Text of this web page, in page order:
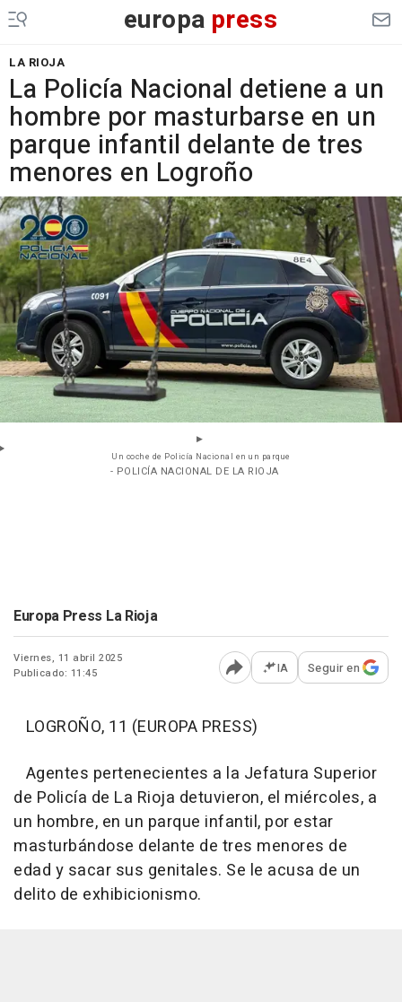
europa press
LA RIOJA
La Policía Nacional detiene a un
hombre por masturbarse en un
parque infantil delante de tres
menores en Logroño
Un coche de Policía Nacional en un parque
- POLICÍA NACIONAL DE LA RIOJA
Europa Press La Rioja
Viernes, 11 abril 2025
Publicado: 11:45
Abrir opciones para
IA Seguir en
LOGROÑO, 11 (EUROPA PRESS)
Agentes pertenecientes a la Jefatura Superior
de Policía de La Rioja detuvieron, el miércoles, a
un hombre, en un parque infantil, por estar
masturbándose delante de tres menores de
edad y sacar sus genitales. Se le acusa de un
delito de exhibicionismo.